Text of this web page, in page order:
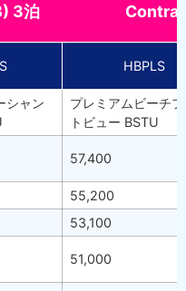
3泊 Contract
HBPLS
シャン
プレミアムビーチ
トビュー BSTU
57,400
55,200
53,100
51,000